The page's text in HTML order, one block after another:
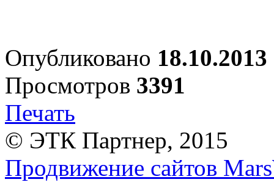
Опубликовано 18.10.2013
Просмотров 3391
Печать
© ЭТК Партнер, 2015
Продвижение сайтов